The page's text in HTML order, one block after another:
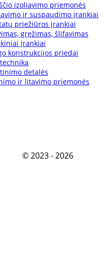
93mm
95mm
97mm
izoliavimo priemonės
ir suspaudimo įrankiai
priežiūros įrankiai
gręžimas, šlifavimas
įrankiai
konstrukcijos priedai
detalės
ir litavimo priemonės
©2023 - 2026